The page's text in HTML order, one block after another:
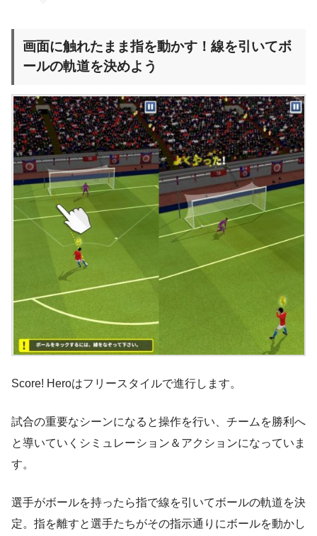
画面に触れたまま指を動かす！線を引いてボ
ールの軌道を決めよう
Score! Heroはフリースタイルで進行します。
試合の重要なシーンになると操作を行い、チームを勝利へ
と導いていくシミュレーション＆アクションになっていま
す。
選手がボールを持ったら指で線を引いてボールの軌道を決
定。指を離すと選手たちがその指示通りにボールを動かし